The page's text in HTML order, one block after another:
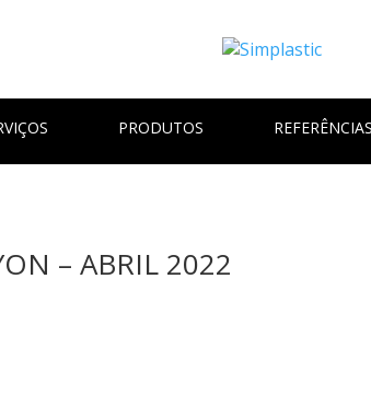
PRODUTOS REFERÊNCIAS
– ABRIL 2022